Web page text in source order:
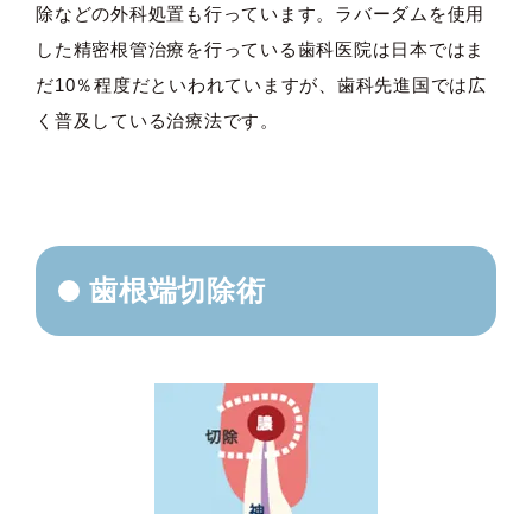
除などの外科処置も行っています。ラバーダムを使用
した精密根管治療を行っている歯科医院は日本ではま
だ10％程度だといわれていますが、歯科先進国では広
く普及している治療法です。
歯根端切除術